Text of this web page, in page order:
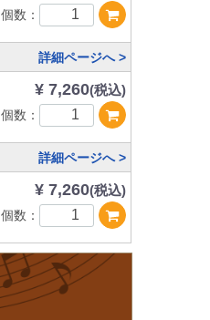
個数：
詳細ページへ >
¥ 7,260(税込)
個数：
詳細ページへ >
¥ 7,260(税込)
個数：